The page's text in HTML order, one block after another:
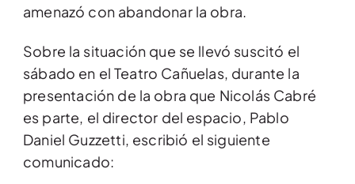
amenazó con abandonar la obra.
Sobre la situación que se llevó suscitó el
sábado en el Teatro Cañuelas, durante la
presentación de la obra que Nicolás Cabré
es parte, el director del espacio, Pablo
Daniel Guzzetti, escribió el siguiente
comunicado: